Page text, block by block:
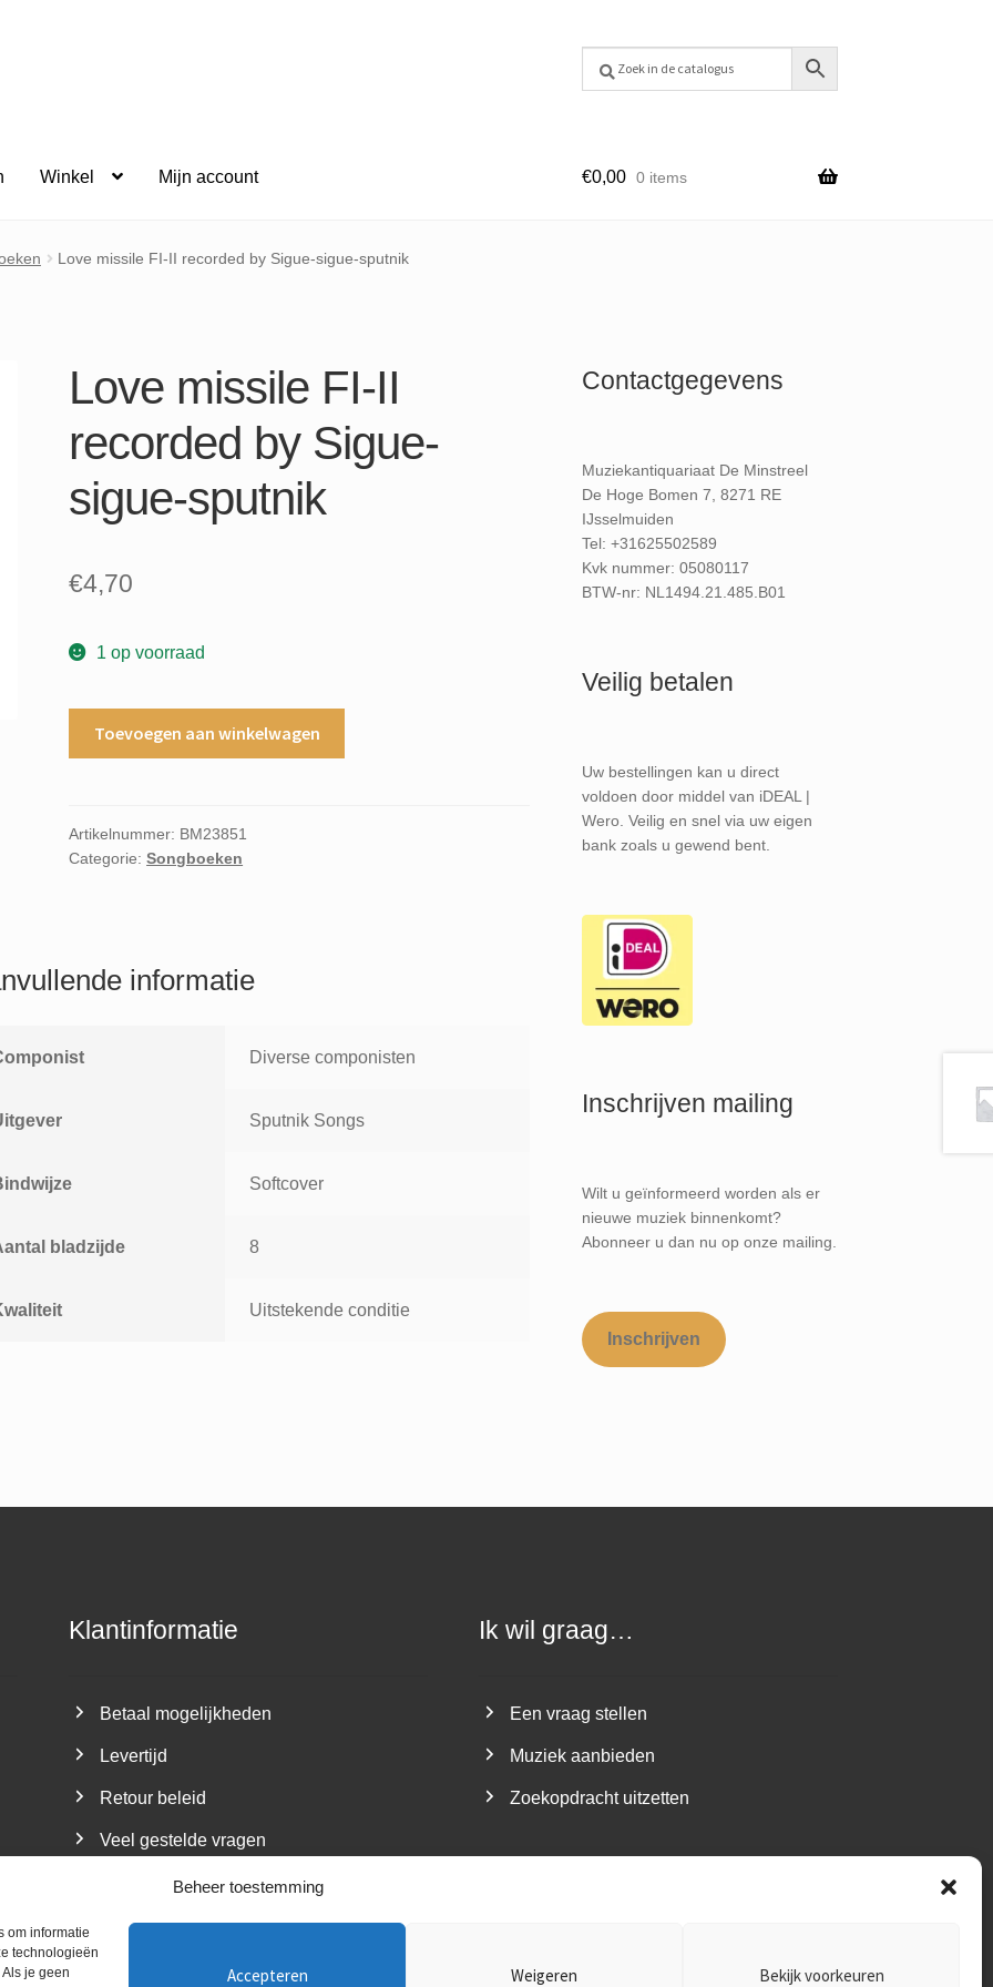
Beheer toestemming
om informatie
technologieën
je geen
Accepteren Weigeren Bekijk voorkeuren
Winkel Mijn account €0,00 0 items
Love missile FI-II recorded by Sigue-sigue-sputnik
Love missile FI-II
recorded by Sigue-
sigue-sputnik
€4,70
1 op voorraad
recorded
by
aantal
Toevoegen aan winkelwagen
Artikelnummer: BM23851
Categorie:Songboeken
informatie
Diverse componisten
Sputnik Songs
Softcover
bladzijde 8
Uitstekende conditie
Contactgegevens
Muziekantiquariaat De Minstreel
De Hoge Bomen 7, 8271 RE
IJsselmuiden
Tel: +31625502589
Kvk nummer: 05080117
BTW-nr: NL1494.21.485.B01
Veilig betalen
Uw bestellingen kan u direct
voldoen door middel van iDEAL |
Wero. Veilig en snel via uw eigen
bank zoals u gewend bent.
Inschrijven mailing
Wilt u geïnformeerd worden als er
nieuwe muziek binnenkomt?
Abonneer u dan nu op onze mailing.
Inschrijven
Klantinformatie
Betaal mogelijkheden
Levertijd
Retour beleid
Veel gestelde vragen
Ik wil graag…
Een vraag stellen
Muziek aanbieden
Zoekopdracht uitzetten
De Minstreel ~ Kvk nummer: 05080117 ~ BTW-nr: NL1494.21.485.B01 ~ Privacy policy